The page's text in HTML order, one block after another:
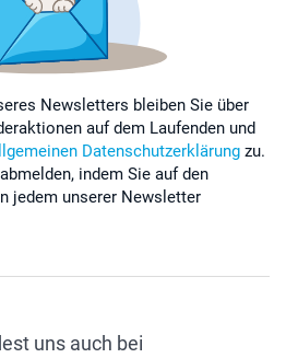
Newsletters bleiben Sie über
auf dem Laufenden und
Datenschutzerklärung zu.
indem Sie auf den
jedem unserer Newsletter
uns auch bei